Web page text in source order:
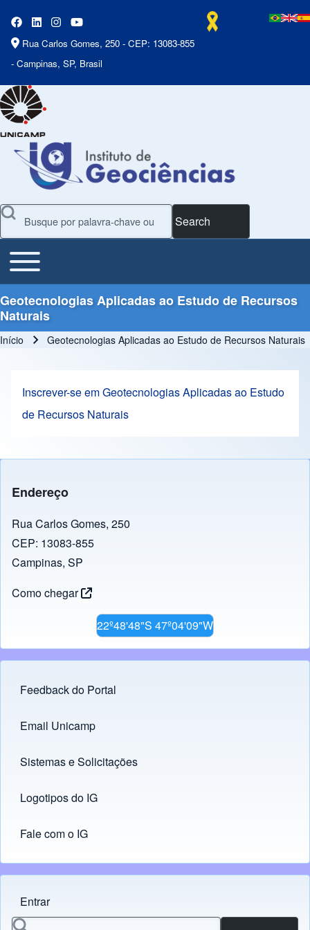
Rua Carlos Gomes, 250 - CEP: 13083-855
- Campinas, SP, Brasil
Search
Main Menu
Toggle main menu
Geotecnologias Aplicadas ao Estudo de Recursos
Naturais
Início Geotecnologias Aplicadas ao Estudo de Recursos Naturais
Inscrever-se em Geotecnologias Aplicadas ao Estudo
de Recursos Naturais
Endereço
Rua Carlos Gomes, 250
CEP: 13083-855
Campinas, SP
Como chegar
22º48'48"S 47º04'09"W
Footer menu
Feedback do Portal
Links
Email Unicamp
(opens in new tab)
Sistemas e Solicitações
(opens in new tab)
Logotipos do IG
(opens in new tab)
Fale com o IG
Menu do usuário
Entrar